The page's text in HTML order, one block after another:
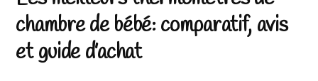
chambre de bébé: comparatif, avis
et guide d’achat